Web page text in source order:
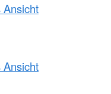
Ansicht
Ansicht